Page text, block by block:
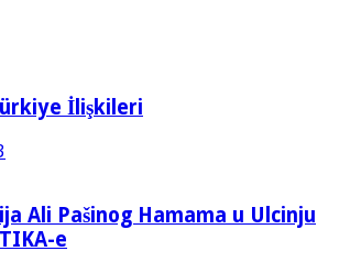
İlişkileri
Ali Pašinog Hamama u Ulcinju
e